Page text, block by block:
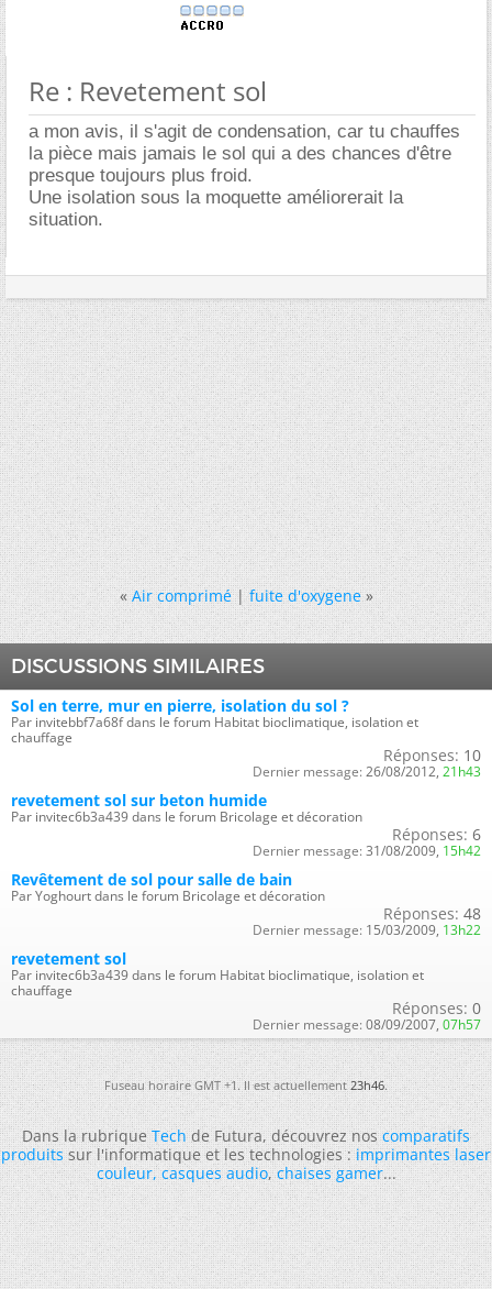
Re : Revetement sol
a mon avis, il s'agit de condensation, car tu chauffes
la pièce mais jamais le sol qui a des chances d'être
presque toujours plus froid.
Une isolation sous la moquette améliorerait la
situation.
« Air comprimé|fuite d'oxygene »
DISCUSSIONS SIMILAIRES
Sol en terre, mur en pierre, isolation du sol ?
Par invitebbf7a68f dans le forum Habitat bioclimatique, isolation et
chauffage
Réponses: 10
Dernier message: 26/08/2012, 21h43
revetement sol sur beton humide
Par invitec6b3a439 dans le forum Bricolage et décoration
Réponses: 6
Dernier message: 31/08/2009, 15h42
Revêtement de sol pour salle de bain
Par Yoghourt dans le forum Bricolage et décoration
Réponses: 48
Dernier message: 15/03/2009, 13h22
revetement sol
Par invitec6b3a439 dans le forum Habitat bioclimatique, isolation et
chauffage
Réponses: 0
Dernier message: 08/09/2007, 07h57
Fuseau horaire GMT +1. Il est actuellement23h46.
Dans la rubriqueTechde Futura, découvrez noscomparatifs
produitssur l'informatique et les technologies :imprimantes laser
couleur,casques audio,chaises gamer...